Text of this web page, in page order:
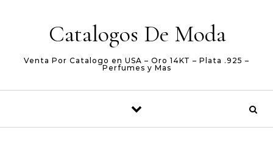
Catalogos De Moda
Venta Por Catalogo en USA – Oro 14KT – Plata .925 –
Perfumes y Mas